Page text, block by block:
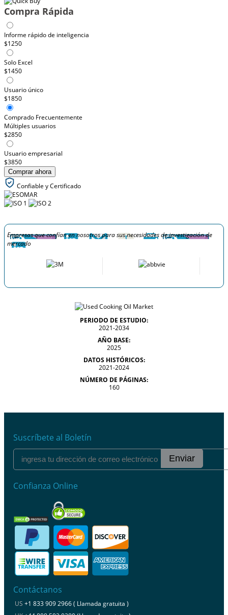
Compra Rápida
Informe rápido de inteligencia
$1250
Solo Excel
$1450
Usuario único
$1850
Comprado Frecuentemente
Múltiples usuarios
$2850
Usuario empresarial
$3850
Comprar ahora
Confiable y Certificado
Empresas que confían en nosotros para sus necesidades de investigación de
mercado
PERIODO DE ESTUDIO:
2021-2034
AÑO BASE:
2025
DATOS HISTÓRICOS:
2021-2024
NÚMERO DE PÁGINAS:
160
Suscríbete al Boletín
Enviar
Confianza Online
Contáctanos
US +1 833 909 2966 ( Llamada gratuita )